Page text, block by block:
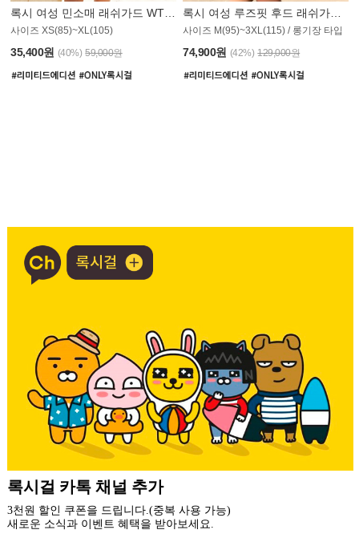
사이즈 XS(85)~XL(105)
35,400원 (40%) 59,000원
사이즈 M(95)~3XL(115) / 롱기장 타입
74,900원 (42%) 129,000원
더 가까운 쇼핑, 록시걸 모바일 앱
빠른쇼핑! 간편결제! 모바일에 딱 맞춘 쇼핑 앱
지금 설치하고 추가 할인 받아 가세요.